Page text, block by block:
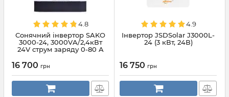
4.8
Сонячний інвертор SAKO
3000-24, 3000VA/2,4кВт
24V струм заряду 0-80 A
16 700 грн
4.9
Інвертор JSDSolar J3000L-
24 (3 кВт, 24В)
16 750 грн